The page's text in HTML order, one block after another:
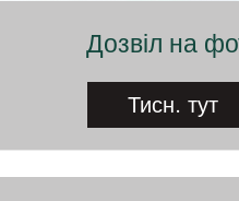
Дозвіл на
Тисн. тут